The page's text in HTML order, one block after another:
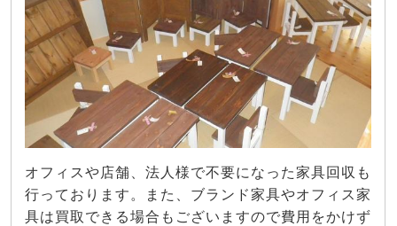
オフィスや店舗、法人様で不要になった家具回収も
行っております。また、ブランド家具やオフィス家
具は買取できる場合もございますので費用をかけず